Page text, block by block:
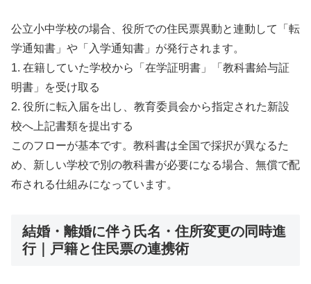
公立小中学校の場合、役所での住民票異動と連動して「転
学通知書」や「入学通知書」が発行されます。
1. 在籍していた学校から「在学証明書」「教科書給与証
明書」を受け取る
2. 役所に転入届を出し、教育委員会から指定された新設
校へ上記書類を提出する
このフローが基本です。教科書は全国で採択が異なるた
め、新しい学校で別の教科書が必要になる場合、無償で配
布される仕組みになっています。
結婚・離婚に伴う氏名・住所変更の同時進
行｜戸籍と住民票の連携術